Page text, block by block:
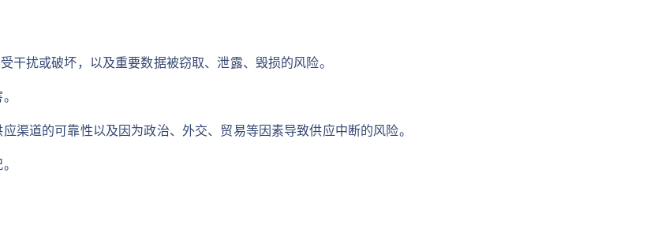
干扰或破坏，以及重要数据被窃取、泄露、毁损的风险。
渠道的可靠性以及因为政治、外交、贸易等因素导致供应中断的风险。